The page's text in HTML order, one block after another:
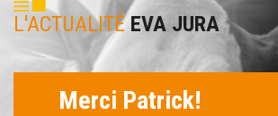
L'ACTUALITÉEVA JURA
Merci Patrick!